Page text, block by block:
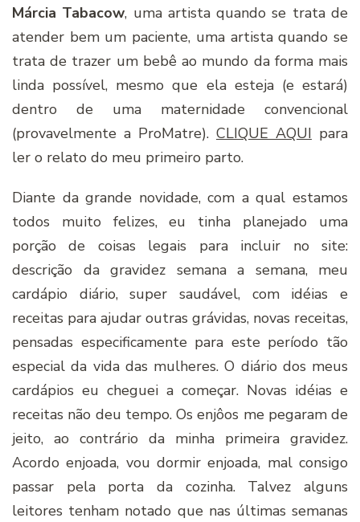
Márcia Tabacow, uma artista quando se trata de
atender bem um paciente, uma artista quando se
trata de trazer um bebê ao mundo da forma mais
linda possível, mesmo que ela esteja (e estará)
dentro de uma maternidade convencional
(provavelmente a ProMatre). CLIQUE AQUI para
ler o relato do meu primeiro parto.
Diante da grande novidade, com a qual estamos
todos muito felizes, eu tinha planejado uma
porção de coisas legais para incluir no site:
descrição da gravidez semana a semana, meu
cardápio diário, super saudável, com idéias e
receitas para ajudar outras grávidas, novas receitas,
pensadas especificamente para este período tão
especial da vida das mulheres. O diário dos meus
cardápios eu cheguei a começar. Novas idéias e
receitas não deu tempo. Os enjôos me pegaram de
jeito, ao contrário da minha primeira gravidez.
Acordo enjoada, vou dormir enjoada, mal consigo
passar pela porta da cozinha. Talvez alguns
leitores tenham notado que nas últimas semanas